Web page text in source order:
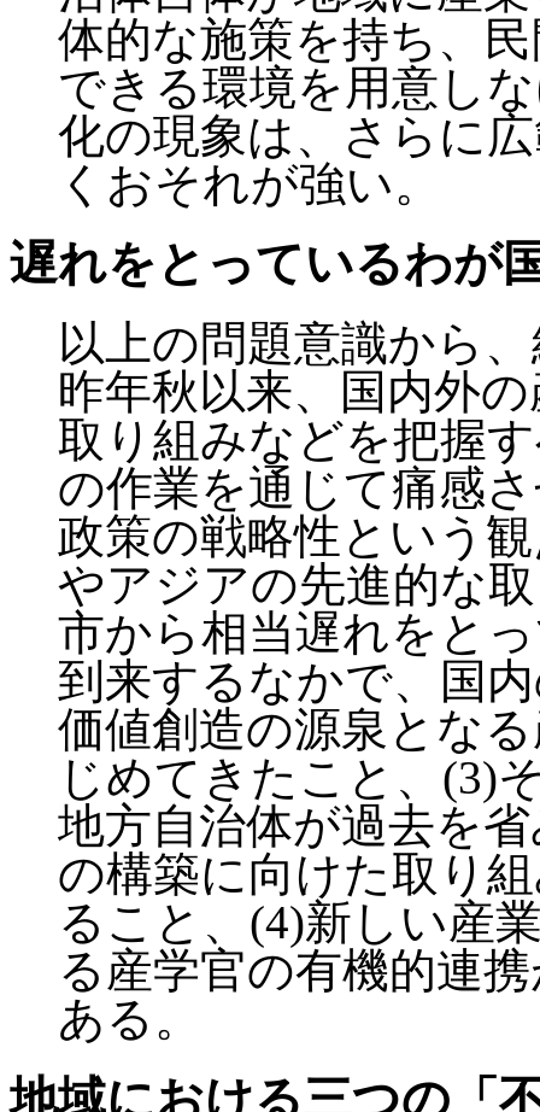
体的な施策を持ち、
できる環境を用意し
化の現象は、さらに
くおそれが強い。
遅れをとっているわが
以上の問題意識から
昨年秋以来、国内外
取り組みなどを把握
の作業を通じて痛感
政策の戦略性という
やアジアの先進的な
市から相当遅れをと
到来するなかで、国
価値創造の源泉とな
じめてきたこと、(3)
地方自治体が過去を
の構築に向けた取り
ること、(4)新しい産
る産学官の有機的連
ある。
地域における三つの「